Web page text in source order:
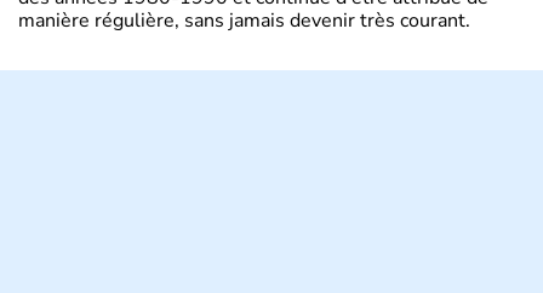
manière régulière, sans jamais devenir très courant.